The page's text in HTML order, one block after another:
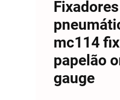
mc114
papelão
gauge